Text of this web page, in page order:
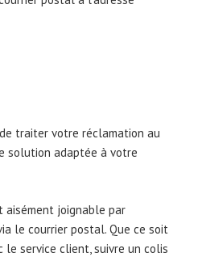
traiter votre réclamation au
solution adaptée à votre
aisément joignable par
le courrier postal. Que ce soit
service client, suivre un colis